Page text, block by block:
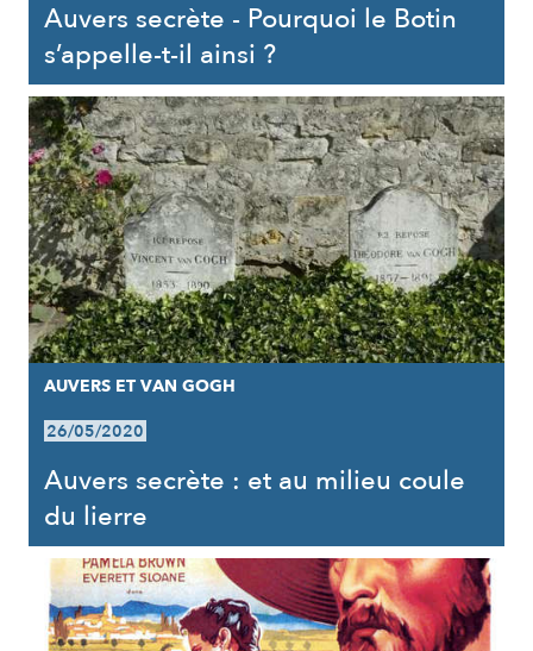
Auvers secrète - Pourquoi le Botin
s’appelle-t-il ainsi ?
AUVERS ET VAN GOGH
26/05/2020
Auvers secrète : et au milieu coule
du lierre